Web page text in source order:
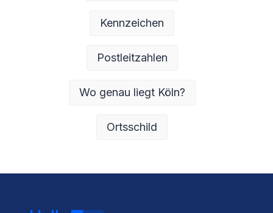
Kennzeichen
Postleitzahlen
Wo genau liegt Köln?
Ortsschild